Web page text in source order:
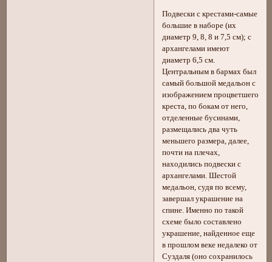
Подвески с крестами-самые
большие в наборе (их
диаметр 9, 8, 8 и 7,5 см); с
архангелами имеют
диаметр 6,5 см.
Центральным в бармах был
самый большой медальон c
изображением процветшего
креста, по бокам от него,
отделенные бусинами,
размещались два чуть
меньшего размера, далее,
почти на плечах,
находились подвески с
архангелами. Шестой
медальон, судя по всему,
завершал украшение на
спине. Именно по такой
схеме было составлено
украшение, найденное еще
в прошлом веке недалеко от
Суздаля (оно сохранилось